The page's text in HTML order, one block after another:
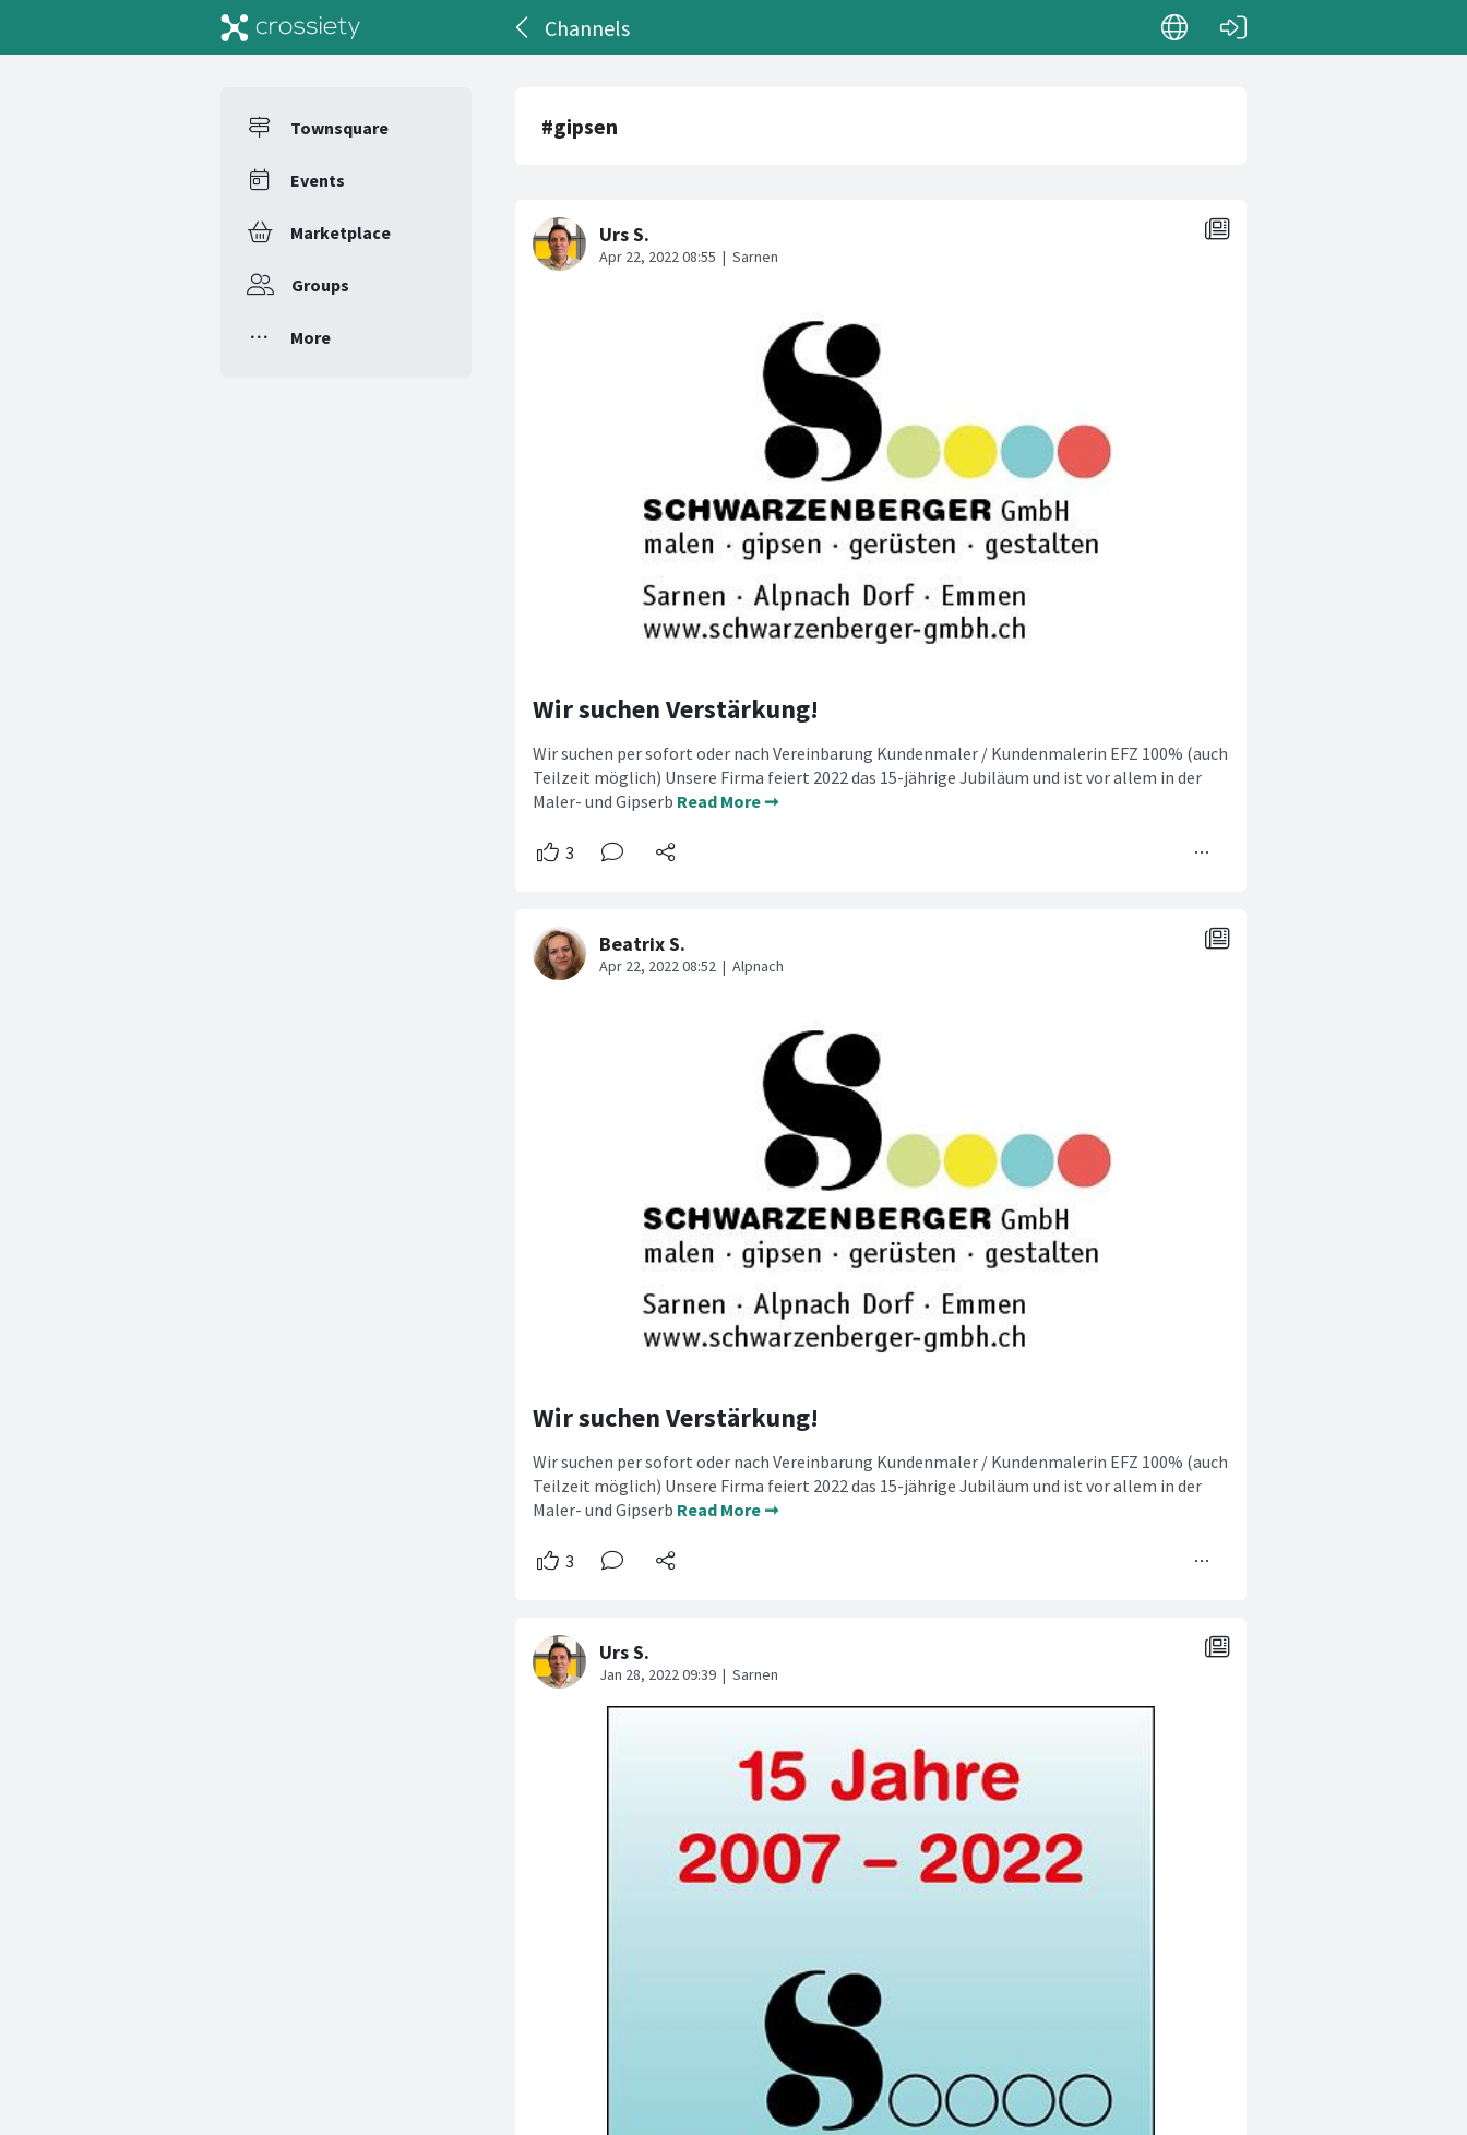
Channels
Townsquare
Events
Marketplace
Groups
More
#gipsen
Wir suchen Verstärkung!
Wir suchen per sofort oder nach Vereinbarung Kundenmaler / Kundenmalerin EFZ 100% (auch
Teilzeit möglich) Unsere Firma feiert 2022 das 15-jährige Jubiläum und ist vor allem in der
Maler- und Gipserb Read More ➞
Wir suchen Verstärkung!
Wir suchen per sofort oder nach Vereinbarung Kundenmaler / Kundenmalerin EFZ 100% (auch
Teilzeit möglich) Unsere Firma feiert 2022 das 15-jährige Jubiläum und ist vor allem in der
Maler- und Gipserb Read More ➞